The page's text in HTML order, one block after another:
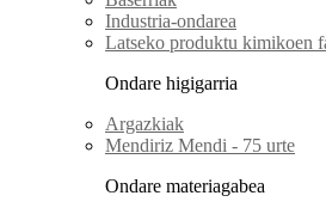
Industria-ondarea
Latseko produktu kimikoen
Ondare higigarria
Argazkiak
Mendiriz Mendi - 75 urte
Ondare materiagabea